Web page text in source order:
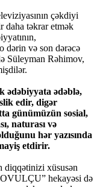
çəkdiyi
daha təkrar etmək
dərin və son dərəcə
Süleyman Rəhimov,
ədəbiyyata ədəblə,
edir, digər
günümüzün sosial,
naturası və
hər yazısında
etdirir.
diqqətinizi xüsusən
hekayəsi də